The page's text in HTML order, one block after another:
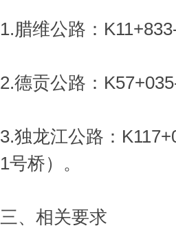
1.腊维公路：
2.德贡公路：
3.独龙江公路：
1号桥）。
三、相关要求